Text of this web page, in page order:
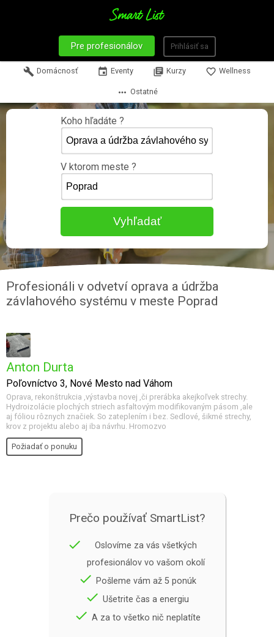
Pre profesionálov Prihlásiť sa
build Domácnosť event Eventy library_books Kurzy favorite_border Wellness
more_horiz Ostatné
Koho hľadáte ?
V ktorom meste ?
Profesionáli v odvetví oprava a údržba
závlahového systému v meste Poprad
Anton Durta
Poľovníctvo 3, Nové Mesto nad Váhom
Oprava, rekonštrukcia ,výstavba novej ,či prerábka akejkoľvek strechy.
Hydroizolácie plochých striech asfaltovým modifikovaným pásom ,ale
aj fóliou rôznych značiek. So zateplením i bez. Sedlové, šikmé strechy,
krov z projektu alebo aj iba návrhu. Hromozvo
Požiadať o ponuku
Prečo používať SmartList?
done
Oslovíme za vás všetkých
profesionálov vo vašom okolí
done Pošleme vám až 5 ponúk
done Ušetrite čas a energiu
done A za to všetko nič neplatíte